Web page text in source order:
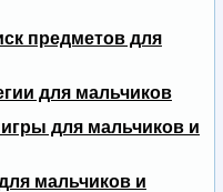
предметов для
для мальчиков
для мальчиков и
мальчиков и